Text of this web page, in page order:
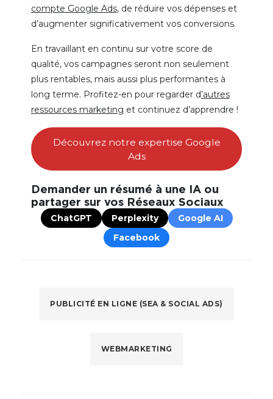
compte Google Ads, de réduire vos dépenses et
d’augmenter significativement vos conversions.
En travaillant en continu sur votre score de
qualité, vos campagnes seront non seulement
plus rentables, mais aussi plus performantes à
long terme. Profitez-en pour regarder d’autres
ressources marketing et continuez d’apprendre !
Découvrez notre expertise Google
Ads
Demander un résumé à une IA ou
partager sur vos Réseaux Sociaux
ChatGPT Perplexity
Google AI
Facebook
PUBLICITÉ EN LIGNE (SEA & SOCIAL ADS)
WEBMARKETING